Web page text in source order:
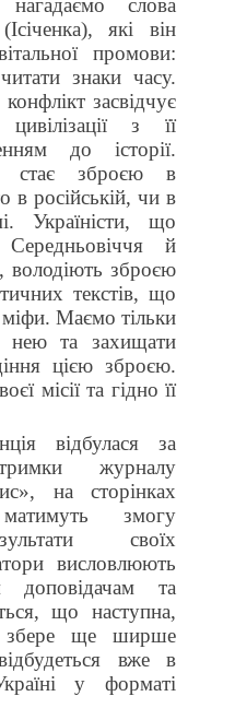
слова
які він
промови:
знаки часу.
засвідчує
з її
до історії.
стає зброєю в
в російській, чи в
Україністи, що
й
володіють зброєю
текстів, що
Маємо тільки
нею та захищати
цією зброєю.
місії та гідно її
відбулася за
журналу
на сторінках
змогу
своїх
висловлюють
та
що наступна,
збере ще ширше
вже в
у форматі